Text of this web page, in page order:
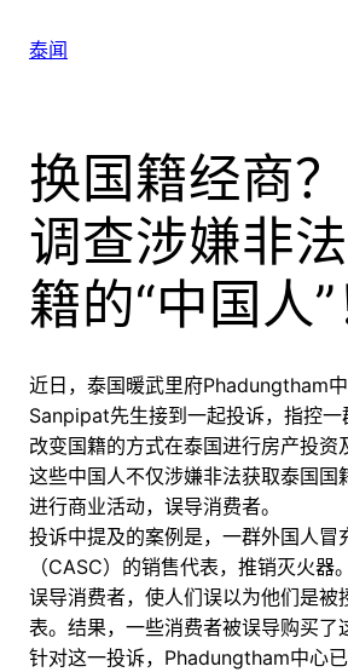
泰闻
换国籍经商
调查涉嫌非
籍的“中国人”
近日，泰国暖武里府Phadungtham
Sanpipat先生接到一起投诉，指控
改变国籍的方式在泰国进行房产投资
这些中国人不仅涉嫌非法获取泰国国
进行商业活动，误导消费者。
投诉中提及的案例是，一群外国人冒
（CASC）的销售代表，推销灭火器
误导消费者，使人们误以为他们是被
表。结果，一些消费者被误导购买了
针对这一投诉，Phadungtham中心已